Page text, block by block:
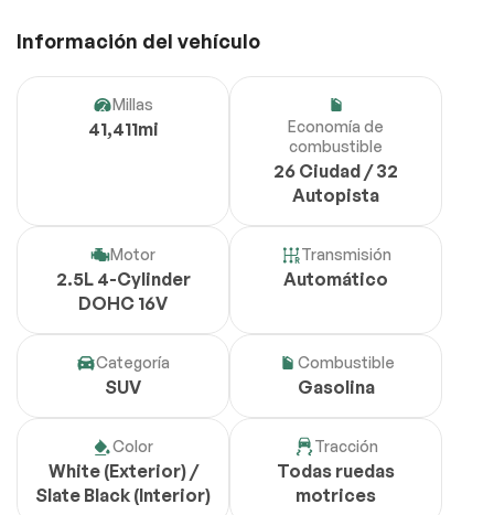
Información del vehículo
Millas
41,411mi
Economía de
combustible
26 Ciudad / 32
Autopista
Motor
2.5L 4-Cylinder
DOHC 16V
Transmisión
Automático
Categoría
SUV
Combustible
Gasolina
Color
White (Exterior) /
Slate Black (Interior)
Tracción
Todas ruedas
motrices